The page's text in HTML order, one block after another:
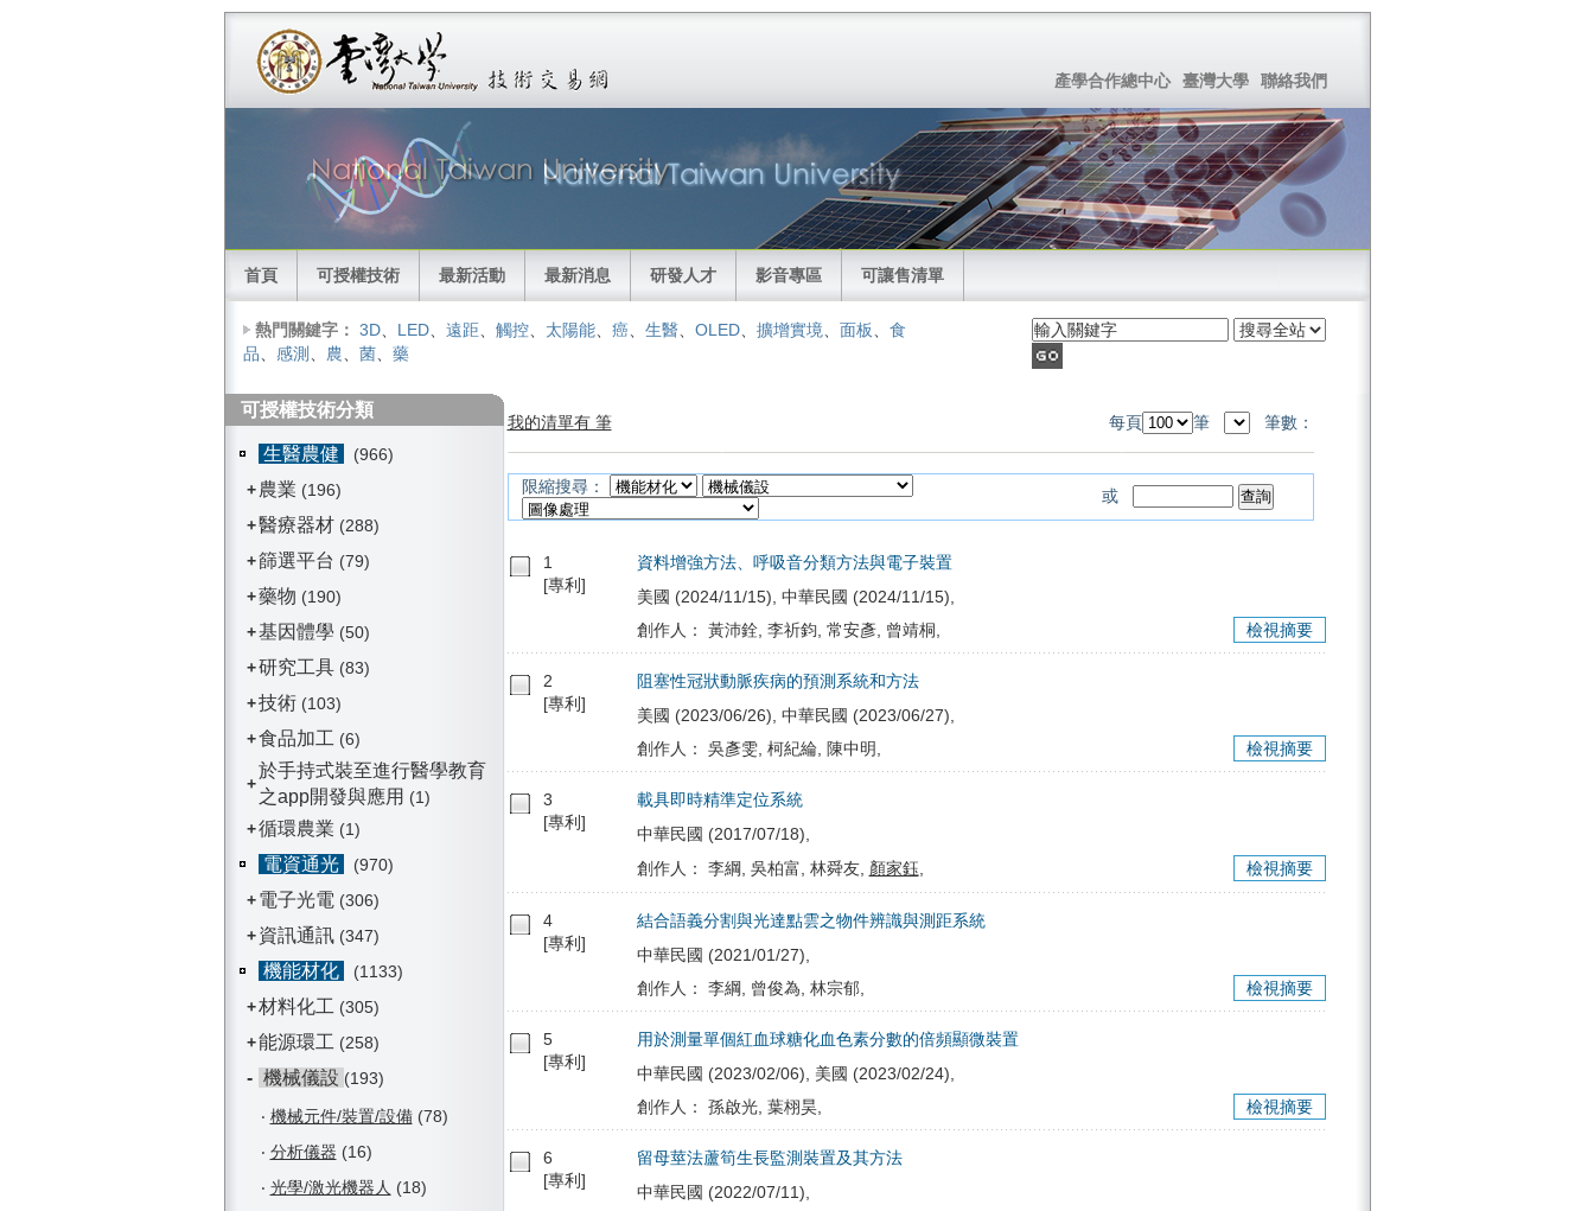
產學合作總中心 臺灣大學 聯絡我們
首頁 可授權技術 最新活動 最新消息 研發人才 影音專區 可讓售清單
熱門關鍵字： 3D、 LED、 遠距、 觸控、 太陽能、 癌、 生醫、 OLED、 擴增實境、 面板、 食
品、 感測 、 農、 菌、 藥
可授權技術分類
生醫農健
(966)
+ 農業 (196)
+醫療器材 (288)
+篩選平台 (79)
+藥物 (190)
+基因體學 (50)
+研究工具(83)
+技術(103)
+食品加工 (6)
+
於手持式裝至進行醫學教育
之app開發與應用 (1)
+循環農業 (1)
電資通光
(970)
+ 電子光電 (306)
+ 資訊通訊(347)
機能材化
(1133)
+材料化工 (305)
+能源環工 (258)
- 機械儀設 (193)
‧ 機械元件/裝置/設備(78)
‧ 分析儀器 (16)
‧ 光學/激光機器人 (18)
我的清單有 筆 每頁 筆 筆數：
限縮搜尋： 或
1
[專利]
資料增強方法、呼吸音分類方法與電子裝置
美國 (2024/11/15), 中華民國 (2024/11/15),
創作人： 黃沛銓, 李祈鈞, 常安彥, 曾靖桐,
檢視摘要
2
[專利]
阻塞性冠狀動脈疾病的預測系統和方法
美國 (2023/06/26), 中華民國 (2023/06/27),
創作人： 吳彥雯, 柯紀綸, 陳中明,
檢視摘要
3
[專利]
載具即時精準定位系統
中華民國 (2017/07/18),
創作人： 李綱, 吳柏富, 林舜友, 顏家鈺 檢視摘要
4
[專利]
結合語義分割與光達點雲之物件辨識與測距系統
中華民國 (2021/01/27),
創作人： 李綱, 曾俊為, 林宗郁,
檢視摘要
5
[專利]
用於測量單個紅血球糖化血色素分數的倍頻顯微裝置
中華民國 (2023/02/06), 美國 (2023/02/24),
創作人： 孫啟光, 葉栩昊,
檢視摘要
6
[專利]
留母莖法蘆筍生長監測裝置及其方法
中華民國 (2022/07/11),